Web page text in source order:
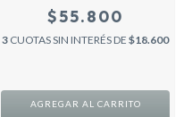
$55.800
3 CUOTAS SIN INTERÉS DE $18.600
AGREGAR AL CARRITO